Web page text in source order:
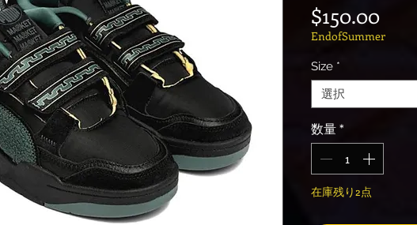
$150.00価
EndofSummer
Size *
選択
数量*
在庫残り2点